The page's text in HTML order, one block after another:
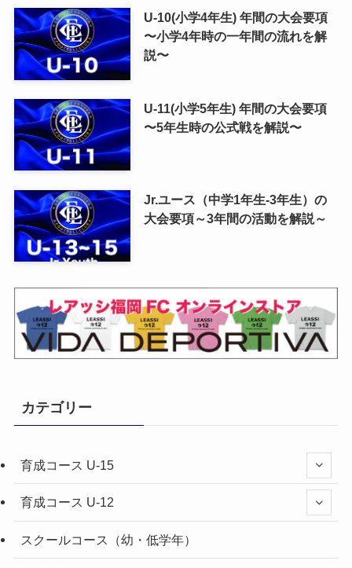
U-10(小学4年生) 年間の大会要項
〜小学4年時の一年間の流れを解
説〜
U-11(小学5年生) 年間の大会要項
〜5年生時の公式戦を解説〜
Jr.ユース（中学1年生-3年生）の
大会要項～3年間の活動を解説～
カテゴリー
育成コース U-15
育成コース U-12
スクールコース（幼・低学年）